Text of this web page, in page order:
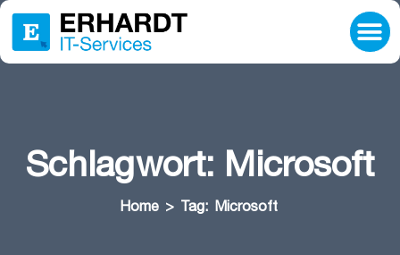
Schlagwort: Microsoft
Home > Tag: Microsoft